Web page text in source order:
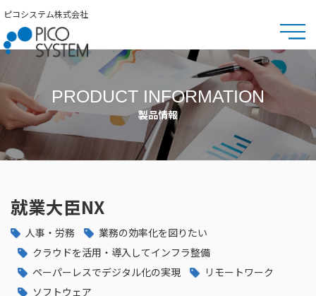
ピコシステム株式会社
PRODUCT INFORMATION
製品情報
就業大臣NX
人事・労務
業務の効率化を図りたい
クラウドを活用・導入してインフラ整備
ペーパーレスでデジタル化の実現
リモートワーク
ソフトウェア